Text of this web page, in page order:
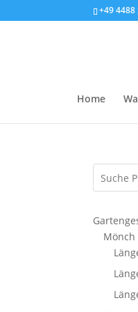
+49 4488
Home
Mönch